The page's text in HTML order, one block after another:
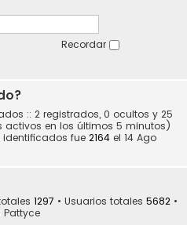
Recordar
:: 2 registrados, 0 ocultos y 25
en los últimos 5 minutos)
fue 2164 el 14 Ago
1297 • Usuarios totales 5682 •
Pattyce